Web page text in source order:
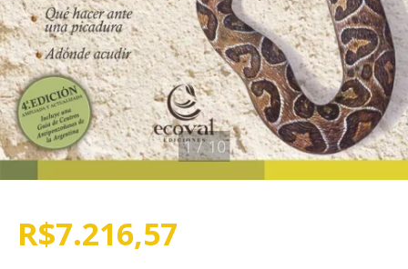
1/10
R$7.216,57